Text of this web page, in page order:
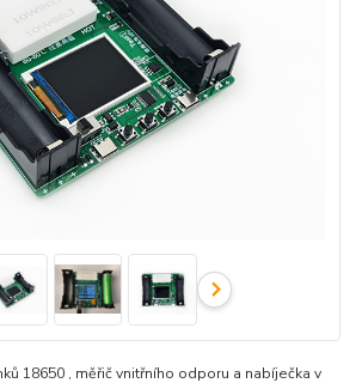
18650 , měřič vnitřního odporu a nabíječka v